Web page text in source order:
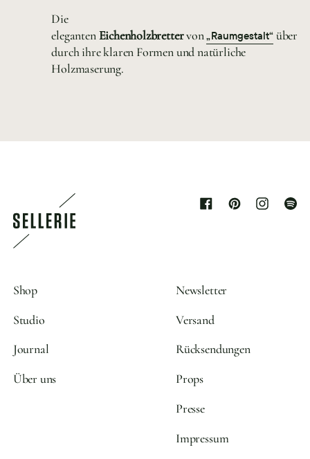
Die
elegantenEichenholzbrettervon„Raumgestalt“
durch ihre klaren Formen und natürliche
Holzmaserung.
Facebook Pinterest Instagram
Shop
Studio
Journal
Über uns
Newsletter
Versand
Rücksendungen
Props
Presse
Impressum